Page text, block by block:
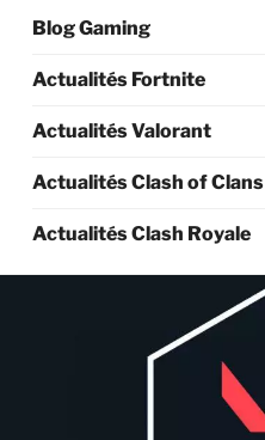
Blog Gaming
Actualités Fortnite
Actualités Valorant
Actualités Clash of Clans
Actualités Clash Royale